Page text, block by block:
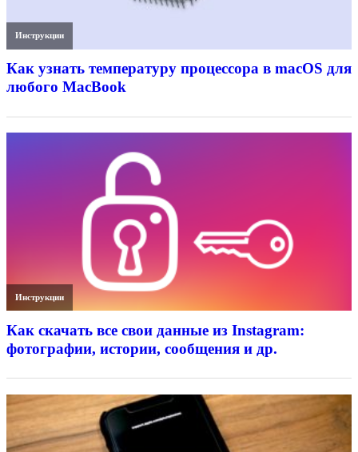
Инструкции
Как узнать температуру процессора в macOS для
любого MacBook
Инструкции
Как скачать все свои данные из Instagram:
фотографии, истории, сообщения и др.